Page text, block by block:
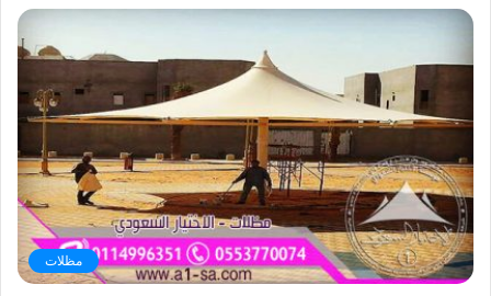
مظلات